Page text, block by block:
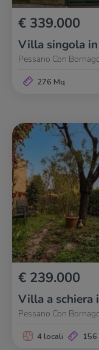
€ 339.000
Villa singola
Pessano Con
276 Mq
€ 239.000
Villa a schiera
Pessano Con
4 locali 156